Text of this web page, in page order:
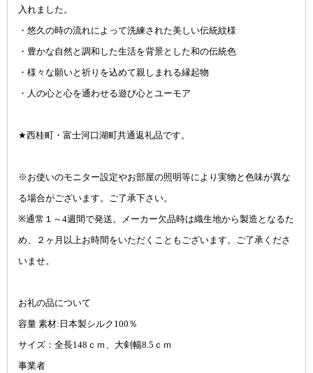
入れました。
・悠久の時の流れによって洗練された美しい伝統紋様
・豊かな自然と調和した生活を背景とした和の伝統色
・様々な願いと祈りを込めて親しまれる縁起物
・人の心と心を通わせる遊び心とユーモア
★西桂町・富士河口湖町共通返礼品です。
※お使いのモニター設定やお部屋の照明等により実物と色味が異な
る場合がございます。ご了承下さい。
※通常１～4週間で発送。メーカー欠品時は織生地から製造となるた
め、２ヶ月以上お時間をいただくこともございます。ご了承くださ
いませ。
お礼の品について
容量 素材:日本製シルク100％
サイズ：全長148ｃｍ、大剣幅8.5ｃｍ
事業者